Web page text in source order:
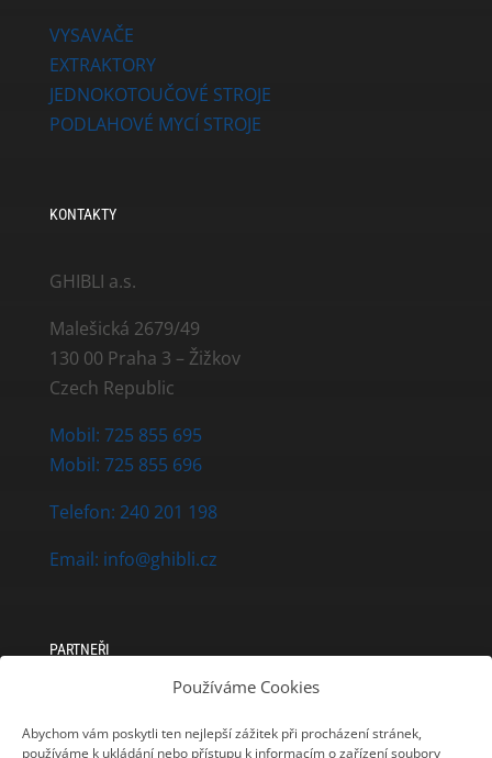
Používáme Cookies
Abychom vám poskytli ten nejlepší zážitek při procházení stránek,
používáme k ukládání nebo přístupu k informacím o zařízení soubory
VYSAVAČE
EXTRAKTORY
JEDNOKOTOUČOVÉ STROJE
PODLAHOVÉ MYCÍ STROJE
KONTAKTY
GHIBLI a.s.
Malešická 2679/49
130 00 Praha 3 – Žižkov
Czech Republic
Mobil: 725 855 695
Mobil: 725 855 696
Telefon: 240 201 198
Email: info@ghibli.cz
PARTNEŘI